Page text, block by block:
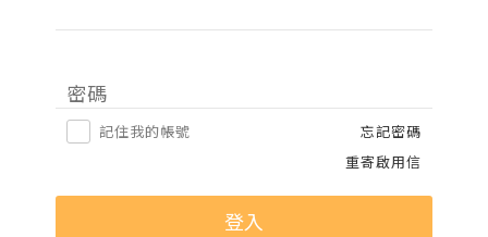
密碼
記住我的帳號
忘記密碼
重寄啟用信